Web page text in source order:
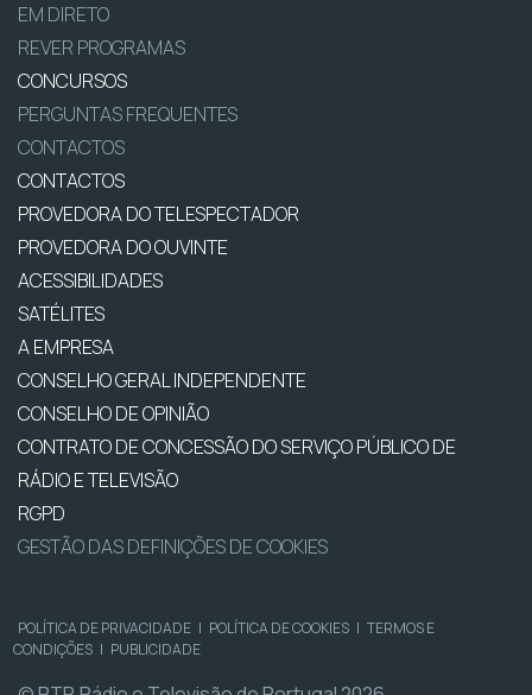
EM DIRETO
REVER PROGRAMAS
CONCURSOS
PERGUNTAS FREQUENTES
CONTACTOS
CONTACTOS
PROVEDORA DO TELESPECTADOR
PROVEDORA DO OUVINTE
ACESSIBILIDADES
SATÉLITES
A EMPRESA
CONSELHO GERAL INDEPENDENTE
CONSELHO DE OPINIÃO
CONTRATO DE CONCESSÃO DO SERVIÇO PÚBLICO DE
RÁDIO E TELEVISÃO
RGPD
GESTÃO DAS DEFINIÇÕES DE COOKIES
POLÍTICA DE PRIVACIDADE | POLÍTICA DE COOKIES | TERMOS E
CONDIÇÕES | PUBLICIDADE